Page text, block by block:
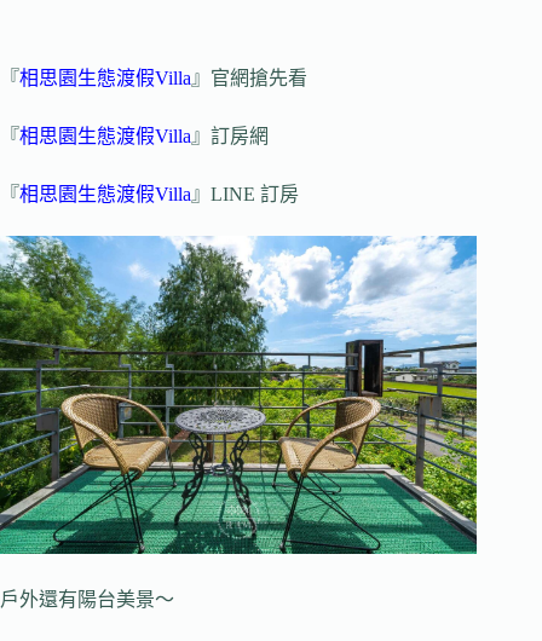
『相思園生態渡假Villa 』官網搶先看
『相思園生態渡假Villa 』訂房網
『相思園生態渡假Villa 』LINE 訂房
戶外還有陽台美景～